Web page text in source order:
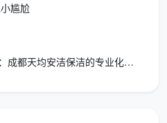
放整齐
保安全卫生
尴尬
公厕日常保洁记录表全解析：成都天均安洁保洁的专业化管理工具